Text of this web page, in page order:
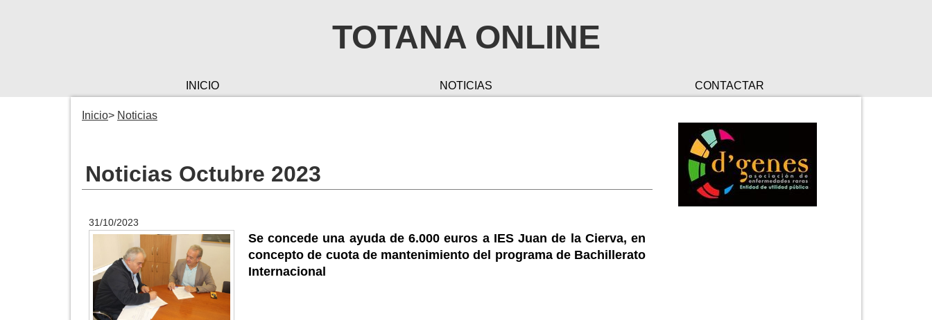
TOTANA ONLINE
INICIO NOTICIAS CONTACTAR
Inicio Noticias
Noticias Octubre 2023
31/10/2023
Se concede una ayuda de 6.000 euros a IES Juan de la Cierva, en
concepto de cuota de mantenimiento del programa de Bachillerato
Internacional